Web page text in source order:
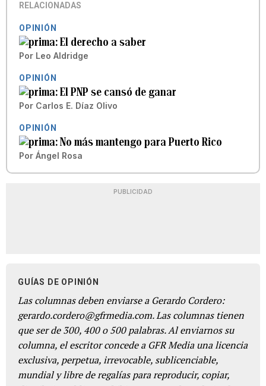
RELACIONADAS
OPINIÓN
El derecho a saber
Por Leo Aldridge
OPINIÓN
El PNP se cansó de ganar
Por Carlos E. Díaz Olivo
OPINIÓN
No más mantengo para Puerto Rico
Por Ángel Rosa
PUBLICIDAD
GUÍAS DE OPINIÓN
Las columnas deben enviarse a Gerardo Cordero:
gerardo.cordero@gfrmedia.com. Las columnas tienen
que ser de 300, 400 o 500 palabras. Al enviarnos su
columna, el escritor concede a GFR Media una licencia
exclusiva, perpetua, irrevocable, sublicenciable,
mundial y libre de regalías para reproducir, copiar,